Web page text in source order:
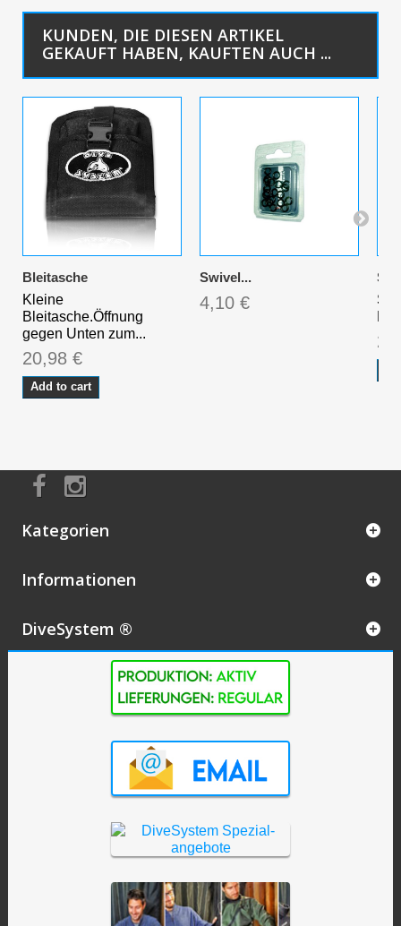
KUNDEN, DIE DIESEN ARTIKEL
GEKAUFT HABEN, KAUFTEN AUCH ...
Bleitasche
Kleine
Bleitasche.Öffnung
gegen Unten zum...
20,98 €
Add to cart
Swivel...
4,10 €
Kategorien
Informationen
DiveSystem ®